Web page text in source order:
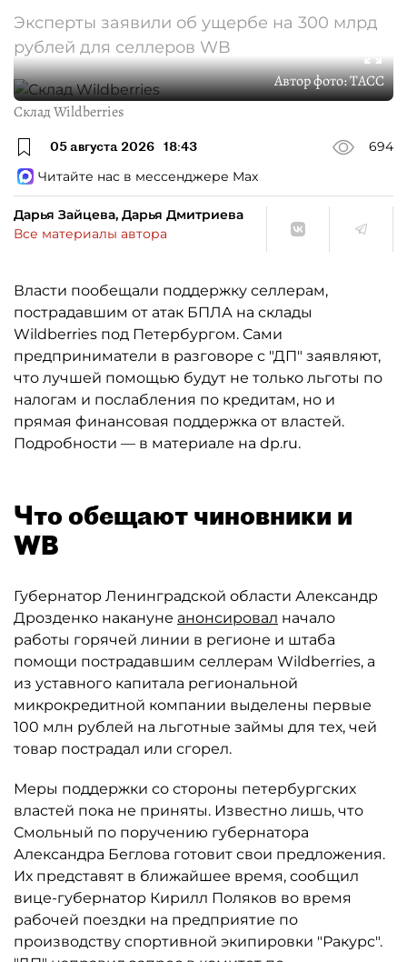
Эксперты заявили об ущербе на 300 млрд
рублей для селлеров WB
Автор фото:ТАСС
Склад Wildberries
05 августа 2026 18:43
694
Читайте нас в мессенджере Max
Дарья Зайцева, Дарья Дмитриева
Все материалы автора
Власти пообещали поддержку селлерам,
пострадавшим от атак БПЛА на склады
Wildberries под Петербургом. Сами
предприниматели в разговоре с "ДП" заявляют,
что лучшей помощью будут не только льготы по
налогам и послабления по кредитам, но и
прямая финансовая поддержка от властей.
Подробности — в материале на dp.ru.
Что обещают чиновники и
WB
Губернатор Ленинградской области Александр
Дрозденко накануне анонсировал начало
работы горячей линии в регионе и штаба
помощи пострадавшим селлерам Wildberries, а
из уставного капитала региональной
микрокредитной компании выделены первые
100 млн рублей на льготные займы для тех, чей
товар пострадал или сгорел.
Меры поддержки со стороны петербургских
властей пока не приняты. Известно лишь, что
Смольный по поручению губернатора
Александра Беглова готовит свои предложения.
Их представят в ближайшее время, сообщил
вице-губернатор Кирилл Поляков во время
рабочей поездки на предприятие по
производству спортивной экипировки "Ракурс".